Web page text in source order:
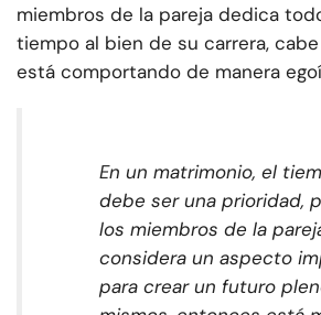
miembros de la pareja dedica
tiempo al bien de su carrera,
está comportando de manera
En un matrimonio, el
debe ser una prioridad,
los miembros de la
considera un aspecto
para crear un futuro